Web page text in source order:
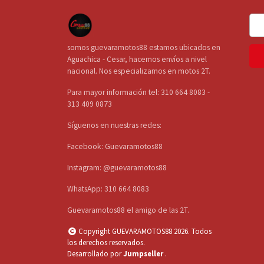
somos guevaramotos88 estamos ubicados en
Aguachica - Cesar, hacemos envíos a nivel
nacional. Nos especializamos en motos 2T.
Para mayor información tel: 310 664 8083 -
313 409 0873
Síguenos en nuestras redes:
Facebook: Guevaramotos88
Instagram: @guevaramotos88
WhatsApp: 310 664 8083
Guevaramotos88 el amigo de las 2T.
Copyright GUEVARAMOTOS88 2026. Todos
los derechos reservados.
Desarrollado porJumpseller .